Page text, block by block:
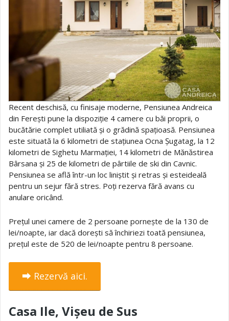
Recent deschisă, cu finisaje moderne, Pensiunea Andreica
din Ferești pune la dispoziție 4 camere cu băi proprii, o
bucătărie complet utiliată și o grădină spațioasă. Pensiunea
este situată la 6 kilometri de stațiunea Ocna Șugatag, la 12
kilometri de Sighetu Marmației, 14 kilometri de Mănăstirea
Bârsana și 25 de kilometri de pârtiile de ski din Cavnic.
Pensiunea se află într-un loc liniștit și retras și esteideală
pentru un sejur fără stres. Poți rezerva fără avans cu
anulare oricând.
Prețul unei camere de 2 persoane pornește de la 130 de
lei/noapte, iar dacă dorești să închiriezi toată pensiunea,
prețul este de 520 de lei/noapte pentru 8 persoane.
⮕ Rezervă aici.
Casa Ile, Vișeu de Sus